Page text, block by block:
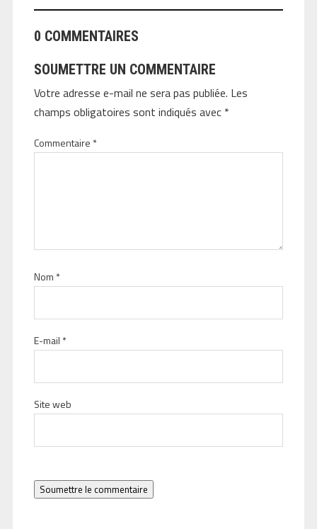
0 COMMENTAIRES
SOUMETTRE UN COMMENTAIRE
Votre adresse e-mail ne sera pas publiée. Les
champs obligatoires sont indiqués avec *
Commentaire *
Nom *
E-mail *
Site web
Soumettre le commentaire